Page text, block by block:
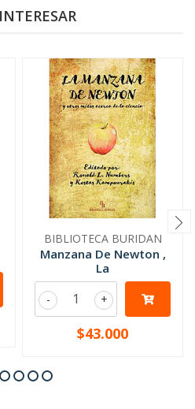
BIBLIOTECA BURIDAN
Manzana De Newton ,
La
+
-
$43.000